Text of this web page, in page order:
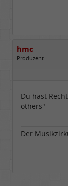
hmc
Produzent
Beiträge:
Dabei seit:
Du hast
others"
Der